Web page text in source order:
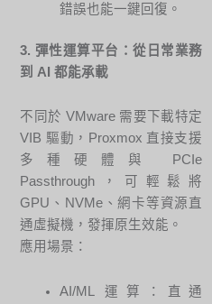
錯誤也能一鍵回復。
3. 彈性運算平台：從日常業務
到 AI 都能承載
不同於 VMware 需要下載特定
VIB 驅動，Proxmox 直接支援
多種硬體與 PCIe
Passthrough，可輕鬆將
GPU、NVMe、網卡等資源直
通虛擬機，發揮原生效能。
應用場景：
AI/ML 運算：直通